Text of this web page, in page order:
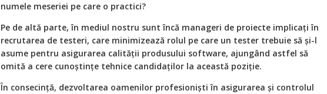
numele meseriei pe care o practici?
Pe de altă parte, în mediul nostru sunt încă manageri de proiecte implicați în
recrutarea de testeri, care minimizează rolul pe care un tester trebuie să și-l
asume pentru asigurarea calității produsului software, ajungând astfel să
omită a cere cunoștințe tehnice candidaților la această poziție.
În consecință, dezvoltarea oamenilor profesioniști în asigurarea și controlul